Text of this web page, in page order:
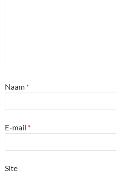
Naam *
E-mail *
Site